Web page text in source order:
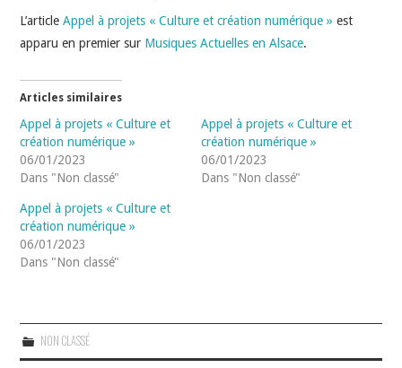
L’articleAppel à projets « Culture et création numérique » est
apparu en premier sur Musiques Actuelles en Alsace.
Articles similaires
Appel à projets « Culture et
création numérique »
06/01/2023
Dans "Non classé"
Appel à projets « Culture et
création numérique »
06/01/2023
Dans "Non classé"
Appel à projets « Culture et
création numérique »
06/01/2023
Dans "Non classé"
NON CLASSÉ